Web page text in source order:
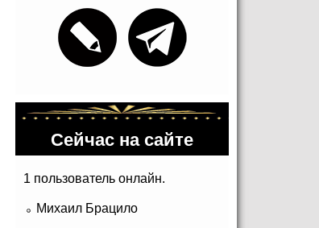
Сейчас на сайте
1 пользователь онлайн.
Михаил Брацило